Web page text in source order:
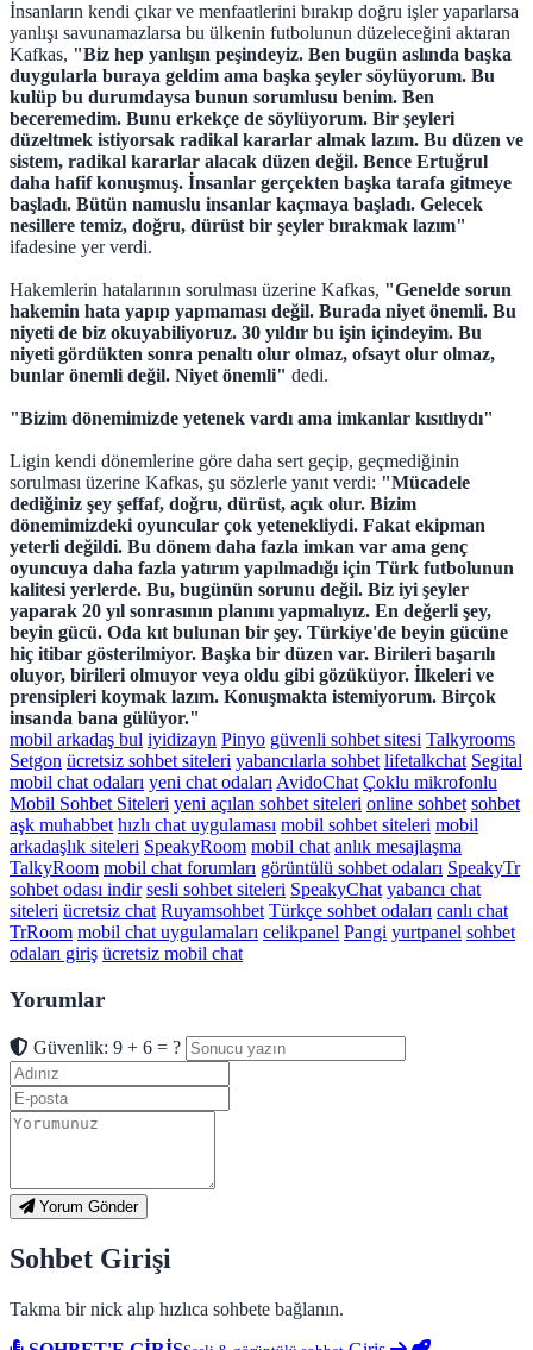
İnsanların kendi çıkar ve menfaatlerini bırakıp doğru işler yaparlarsa
yanlışı savunamazlarsa bu ülkenin futbolunun düzeleceğini aktaran
Kafkas, "Biz hep yanlışın peşindeyiz. Ben bugün aslında başka
duygularla buraya geldim ama başka şeyler söylüyorum. Bu
kulüp bu durumdaysa bunun sorumlusu benim. Ben
beceremedim. Bunu erkekçe de söylüyorum. Bir şeyleri
düzeltmek istiyorsak radikal kararlar almak lazım. Bu düzen ve
sistem, radikal kararlar alacak düzen değil. Bence Ertuğrul
daha hafif konuşmuş. İnsanlar gerçekten başka tarafa gitmeye
başladı. Bütün namuslu insanlar kaçmaya başladı. Gelecek
nesillere temiz, doğru, dürüst bir şeyler bırakmak lazım"
ifadesine yer verdi.
Hakemlerin hatalarının sorulması üzerine Kafkas, "Genelde sorun
hakemin hata yapıp yapmaması değil. Burada niyet önemli. Bu
niyeti de biz okuyabiliyoruz. 30 yıldır bu işin içindeyim. Bu
niyeti gördükten sonra penaltı olur olmaz, ofsayt olur olmaz,
bunlar önemli değil. Niyet önemli" dedi.
"Bizim dönemimizde yetenek vardı ama imkanlar kısıtlıydı"
Ligin kendi dönemlerine göre daha sert geçip, geçmediğinin
sorulması üzerine Kafkas, şu sözlerle yanıt verdi: "Mücadele
dediğiniz şey şeffaf, doğru, dürüst, açık olur. Bizim
dönemimizdeki oyuncular çok yetenekliydi. Fakat ekipman
yeterli değildi. Bu dönem daha fazla imkan var ama genç
oyuncuya daha fazla yatırım yapılmadığı için Türk futbolunun
kalitesi yerlerde. Bu, bugünün sorunu değil. Biz iyi şeyler
yaparak 20 yıl sonrasının planını yapmalıyız. En değerli şey,
beyin gücü. Oda kıt bulunan bir şey. Türkiye'de beyin gücüne
hiç itibar gösterilmiyor. Başka bir düzen var. Birileri başarılı
oluyor, birileri olmuyor veya oldu gibi gözüküyor. İlkeleri ve
prensipleri koymak lazım. Konuşmakta istemiyorum. Birçok
insanda bana gülüyor."
mobil arkadaş bul iyidizayn Pinyo güvenli sohbet sitesi Talkyrooms
Setgon ücretsiz sohbet siteleri yabancılarla sohbet lifetalkchat Segital
mobil chat odaları yeni chat odaları AvidoChat Çoklu mikrofonlu
Mobil Sohbet Siteleri yeni açılan sohbet siteleri online sohbet sohbet
aşk muhabbet hızlı chat uygulaması mobil sohbet siteleri mobil
arkadaşlık siteleri SpeakyRoom mobil chat anlık mesajlaşma
TalkyRoom mobil chat forumları görüntülü sohbet odaları SpeakyTr
sohbet odası indir sesli sohbet siteleri SpeakyChat yabancı chat
siteleri ücretsiz chat Ruyamsohbet Türkçe sohbet odaları canlı chat
TrRoom mobil chat uygulamaları celikpanel Pangi yurtpanel sohbet
odaları giriş ücretsiz mobil chat
Yorumlar
Güvenlik: 9 + 6 = ?
Yorum Gönder
Sohbet Girişi
Takma bir nick alıp hızlıca sohbete bağlanın.